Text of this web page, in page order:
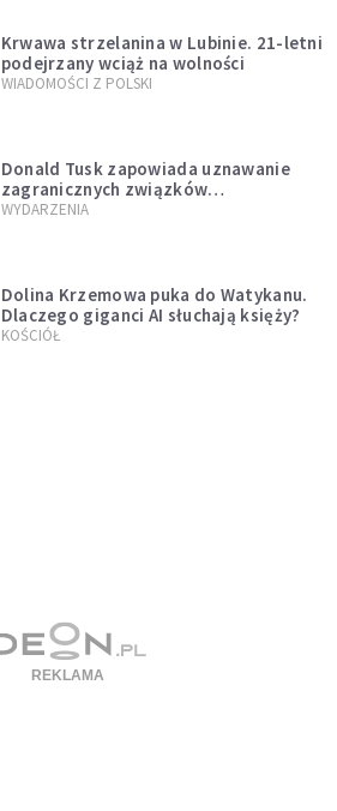
Krwawa strzelanina w Lubinie. 21-letni
podejrzany wciąż na wolności
WIADOMOŚCI Z POLSKI
Donald Tusk zapowiada uznawanie
zagranicznych związków
jednopłciowych. "Państwo oblało ten
WYDARZENIA
Dolina Krzemowa puka do Watykanu.
Dlaczego giganci AI słuchają księży?
KOŚCIÓŁ